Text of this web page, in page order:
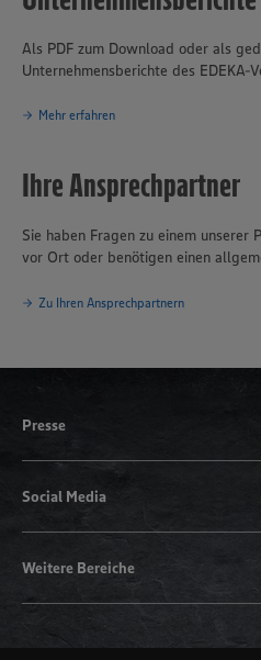
Als PDF zum Download oder als
Unternehmensberichte des EDEKA-
Mehr erfahren
Ihre Ansprechpartner
Sie haben Fragen zu einem unserer
vor Ort oder benötigen einen
Zu Ihren Ansprechpartnern
Presse
Social Media
Weitere Bereiche